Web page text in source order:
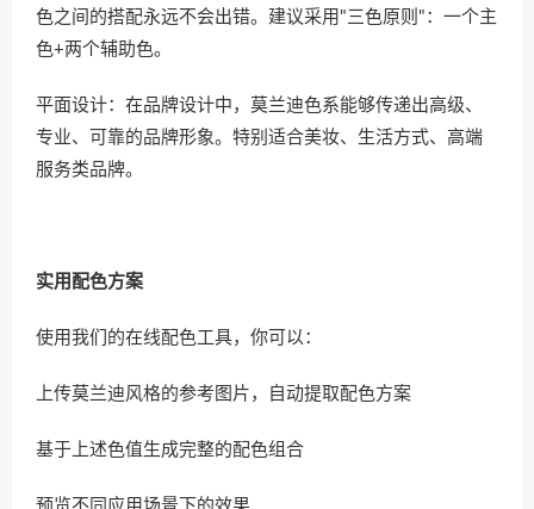
色之间的搭配永远不会出错。建议采用"三色原则"：一个主
色+两个辅助色。
平面设计：在品牌设计中，莫兰迪色系能够传递出高级、
专业、可靠的品牌形象。特别适合美妆、生活方式、高端
服务类品牌。
实用配色方案
使用我们的在线配色工具，你可以：
上传莫兰迪风格的参考图片，自动提取配色方案
基于上述色值生成完整的配色组合